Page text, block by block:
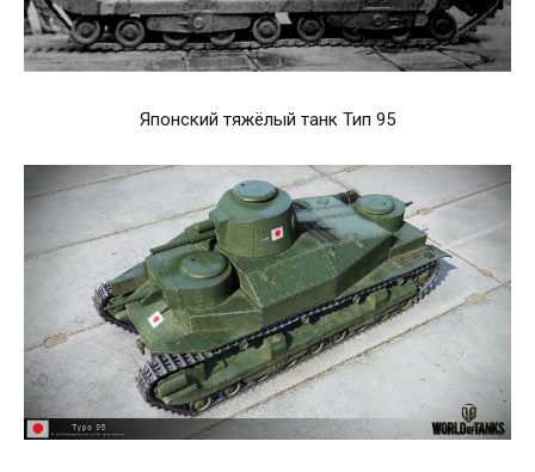
Японский тяжёлый танк Тип 95